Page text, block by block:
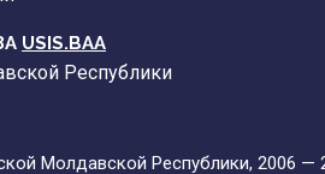
USIS.BAA
Республики
Молдавской Республики, 2006 —